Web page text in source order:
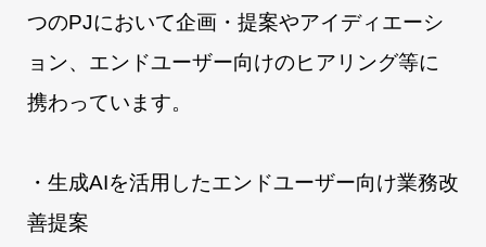
つのPJにおいて企画・提案やアイディエーシ
ョン、エンドユーザー向けのヒアリング等に
携わっています。
・生成AIを活用したエンドユーザー向け業務改
善提案